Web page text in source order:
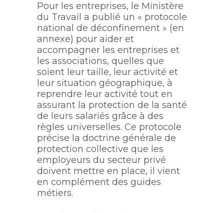
Pour les entreprises, le Ministère
du Travail a publié un « protocole
national de déconfinement » (en
annexe) pour aider et
accompagner les entreprises et
les associations, quelles que
soient leur taille, leur activité et
leur situation géographique, à
reprendre leur activité tout en
assurant la protection de la santé
de leurs salariés grâce à des
règles universelles. Ce protocole
précise la doctrine générale de
protection collective que les
employeurs du secteur privé
doivent mettre en place, il vient
en complément des guides
métiers.